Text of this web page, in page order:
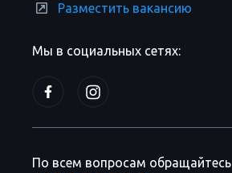
Мы в социальных сетях:
Разместить вакансию
По всем вопросам обращайтесь